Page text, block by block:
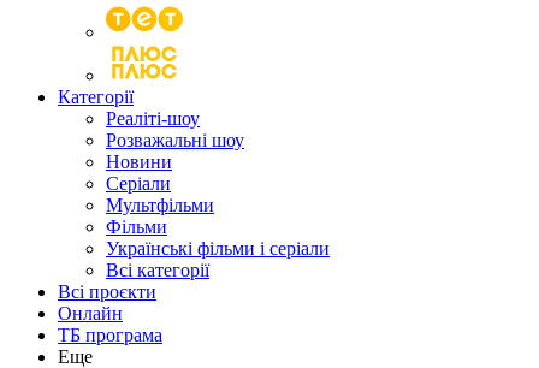
Категорії
Реаліті-шоу
Розважальні шоу
Новини
Серіали
Мультфільми
Фільми
Українські фільми і серіали
Всі категорії
Всі проєкти
Онлайн
ТБ програма
Еще